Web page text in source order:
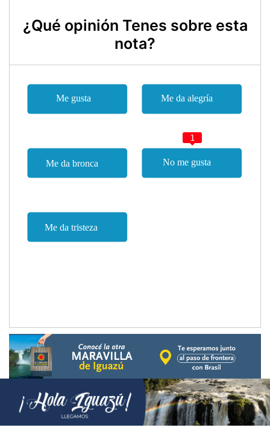
¿Qué opinión Tenes sobre esta
nota?
1